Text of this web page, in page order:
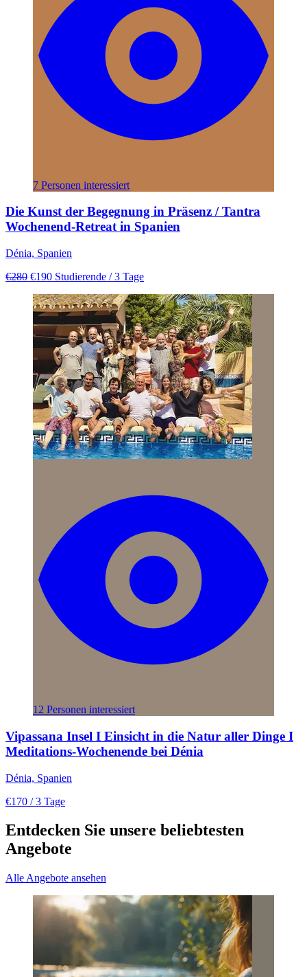
7 Personen interessiert
Die Kunst der Begegnung in Präsenz / Tantra
Wochenend-Retreat in Spanien
Dénia, Spanien
€280 €190 Studierende / 3 Tage
12 Personen interessiert
Vipassana Insel I Einsicht in die Natur aller Dinge I
Meditations-Wochenende bei Dénia
Dénia, Spanien
€170 / 3 Tage
Entdecken Sie unsere beliebtesten
Angebote
Alle Angebote ansehen